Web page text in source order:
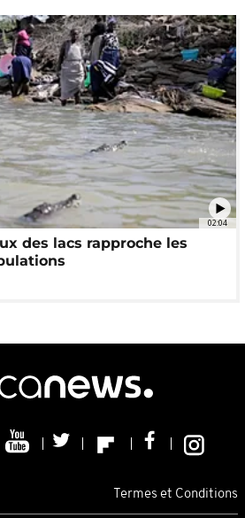
02:04
des lacs rapproche les
Termes et Conditions